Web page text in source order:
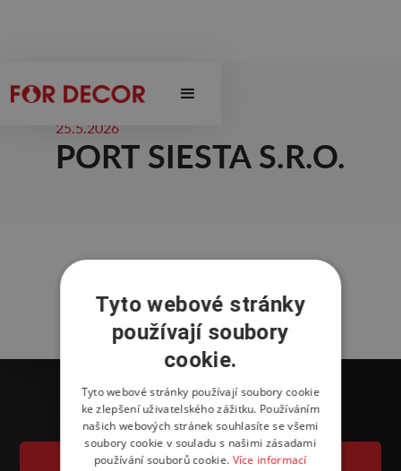
25.5.2026
PORT SIESTA S.R.O.
VSTUPENKY
Tyto webové stránky
používají soubory
cookie.
Tyto webové stránky používají soubory cookie
ke zlepšení uživatelského zážitku. Používáním
našich webových stránek souhlasíte se všemi
soubory cookie v souladu s našimi zásadami
používání souborů cookie. Více informací